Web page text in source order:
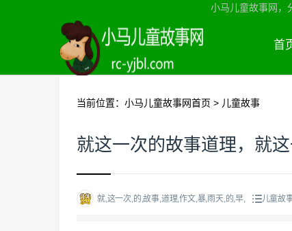
小马儿童故事网，
首
当前位置： 小马儿童故事网首页 > 儿童故事
就这一次的故事道理，就
就,这一次,的,故事,道理,作文,暴,雨天,的,早, 儿童故